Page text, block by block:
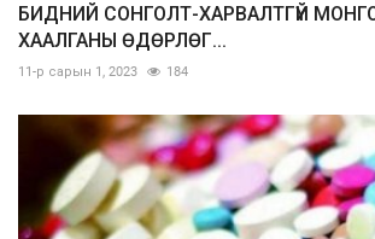
БИДНИЙ СОНГОЛТ-ХАРВАЛТГҮЙ
ХААЛГАНЫ ӨДӨРЛӨГ...
11-р сарын 1, 2023 184